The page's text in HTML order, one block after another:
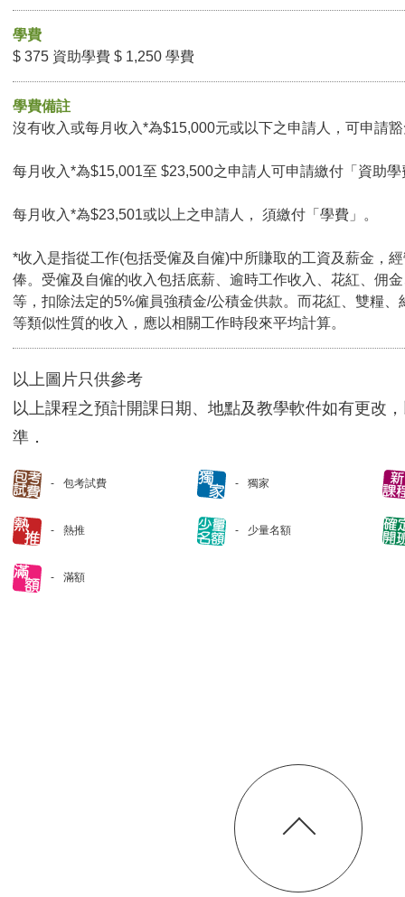
學費
$ 375 資助學費 $ 1,250 學費
學費備註
沒有收入或每月收入*為$15,000元或以下之申請人，可申請
每月收入*為$15,001至 $23,500之申請人可申請繳付「資助學
每月收入*為$23,501或以上之申請人， 須繳付「學費」。
*收入是指從工作(包括受僱及自僱)中所賺取的工資及薪金，
俸。受僱及自僱的收入包括底薪、逾時工作收入、花紅、佣
等，扣除法定的5%僱員強積金/公積金供款。而花紅、雙糧、
等類似性質的收入，應以相關工作時段來平均計算。
以上圖片只供參考
以上課程之預計開課日期、地點及教學軟件如有更改
準．
包考試費 獨家
熱推 少量名額
滿額